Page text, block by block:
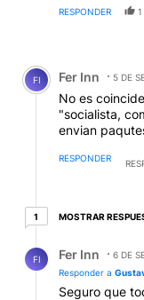
solo viene a
Esteche, de
Operativo
propósito
operativo
de Rucci...era
Pindapoy!!!
70...medio
RESPONDER 1
Comentario de Fer
FI Fer Inn 5 DE
No es
"socialista,
envian
RESPONDER
11 respuesta más
MOSTRAR
FI Fer Inn
6 DE
Responder a
Seguro que